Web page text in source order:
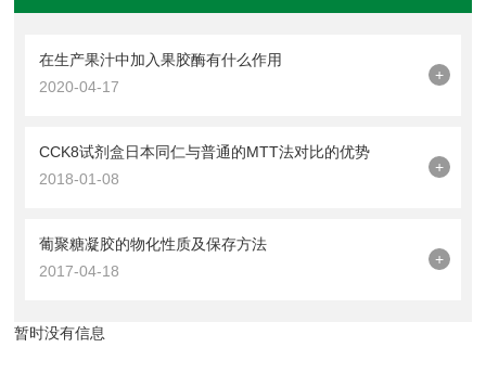
在生产果汁中加入果胶酶有什么作用
2020-04-17
+
CCK8试剂盒日本同仁与普通的MTT法对比的优势
2018-01-08
+
葡聚糖凝胶的物化性质及保存方法
2017-04-18
+
暂时没有信息